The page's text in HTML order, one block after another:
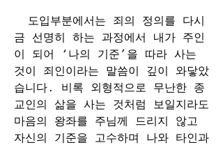
금 선명히 하는 과정에서 내가 주인
이 되어 ‘나의 기준’을 따라 사는
것이 죄인이라는 말씀이 깊이 와닿았
습니다. 비록 외형적으로 무난한 종
교인의 삶을 사는 것처럼 보일지라도
마음의 왕좌를 주님께 드리지 않고
자신의 기준을 고수하며 나와 타인과